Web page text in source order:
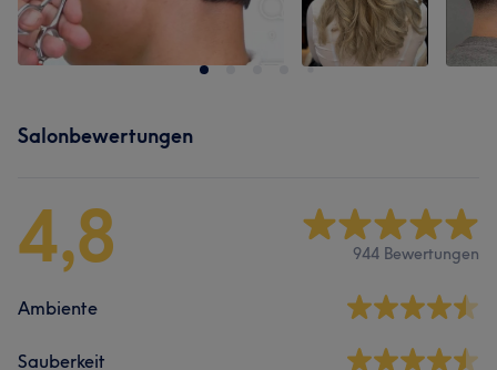
Salonbewertungen
4,8 944 Bewertungen
Ambiente
Sauberkeit